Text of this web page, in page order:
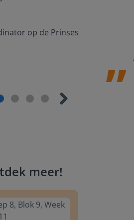
op de Prinses
meer!